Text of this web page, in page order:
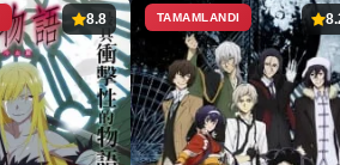
8.8 TAMAMLANDI